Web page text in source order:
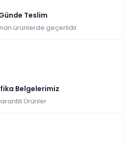
Teslim
ürünlerde geçerlidir.
Belgelerimiz
Ürünler